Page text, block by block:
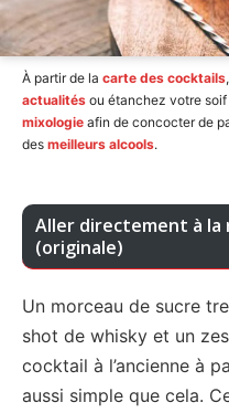
À partir de la carte des cocktails
actualités ou étanchez votre soif
mixologie afin de concocter de
des meilleurs alcools.
Aller directement à la
(originale)
Un morceau de sucre
shot de whisky et un
cocktail à l’ancienne à
aussi simple que cela.